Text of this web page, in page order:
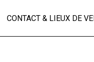
CONTACT & LIEUX DE